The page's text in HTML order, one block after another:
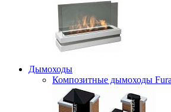
Дымоходы
Композитные дымоходы